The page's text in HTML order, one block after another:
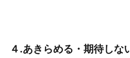
４.あきらめる・期待しな